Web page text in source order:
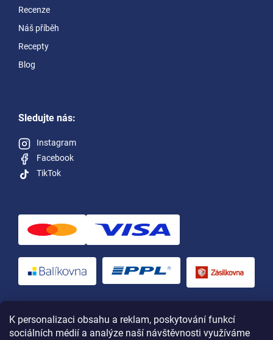
K personalizaci obsahu a reklam, poskytování funkcí
sociálních médií a analýze naší návštěvnosti využíváme
Recenze
Náš příběh
Recepty
Blog
Sledujte nás:
Instagram
Facebook
TikTok